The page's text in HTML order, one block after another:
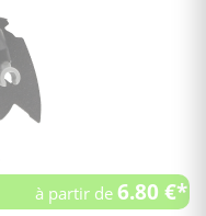
à partir de6.80 €*